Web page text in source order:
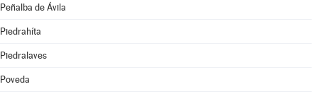
Peñalba de Ávila
Piedrahíta
Piedralaves
Poveda